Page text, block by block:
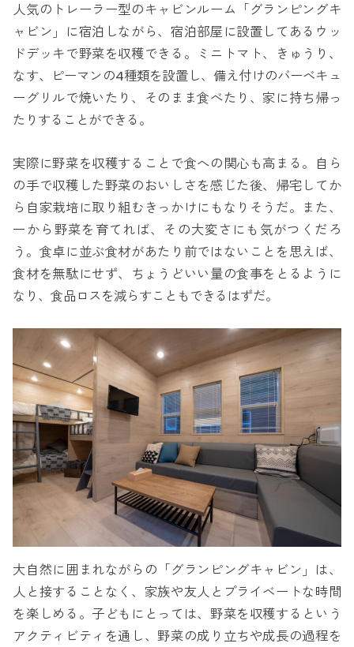
人気のトレーラー型のキャビンルーム「グランピングキ
ャビン」に宿泊しながら、宿泊部屋に設置してあるウッ
ドデッキで野菜を収穫できる。ミニトマト、きゅうり、
なす、ピーマンの4種類を設置し、備え付けのバーベキュ
ーグリルで焼いたり、そのまま食べたり、家に持ち帰っ
たりすることができる。
実際に野菜を収穫することで食への関心も高まる。自ら
の手で収穫した野菜のおいしさを感じた後、帰宅してか
ら自家栽培に取り組むきっかけにもなりそうだ。また、
一から野菜を育てれば、その大変さにも気がつくだろ
う。食卓に並ぶ食材があたり前ではないことを思えば、
食材を無駄にせず、ちょうどいい量の食事をとるように
なり、食品ロスを減らすこともできるはずだ。
大自然に囲まれながらの「グランピングキャビン」は、
人と接することなく、家族や友人とプライベートな時間
を楽しめる。子どもにとっては、野菜を収穫するという
アクティビティを通し、野菜の成り立ちや成長の過程を